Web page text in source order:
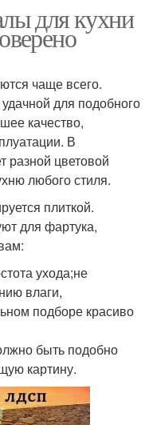
для кухни
чаще всего.
для подобного
качество,
В
разной цветовой
любого стиля.
плиткой.
для фартука,
ухода;не
влаги,
подборе красиво
быть подобно
картину.